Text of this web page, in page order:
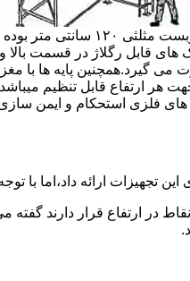
جک های قابل رگلاژ در قسمت بالای
قابل رگلاژ در قسمت
گیرد.همچنین پایه ها با
هر ارتفاع قابل تنظیم
فلزی استحکام و ایمن
ارائه داد،اما با
در ارتفاع قرار دارند